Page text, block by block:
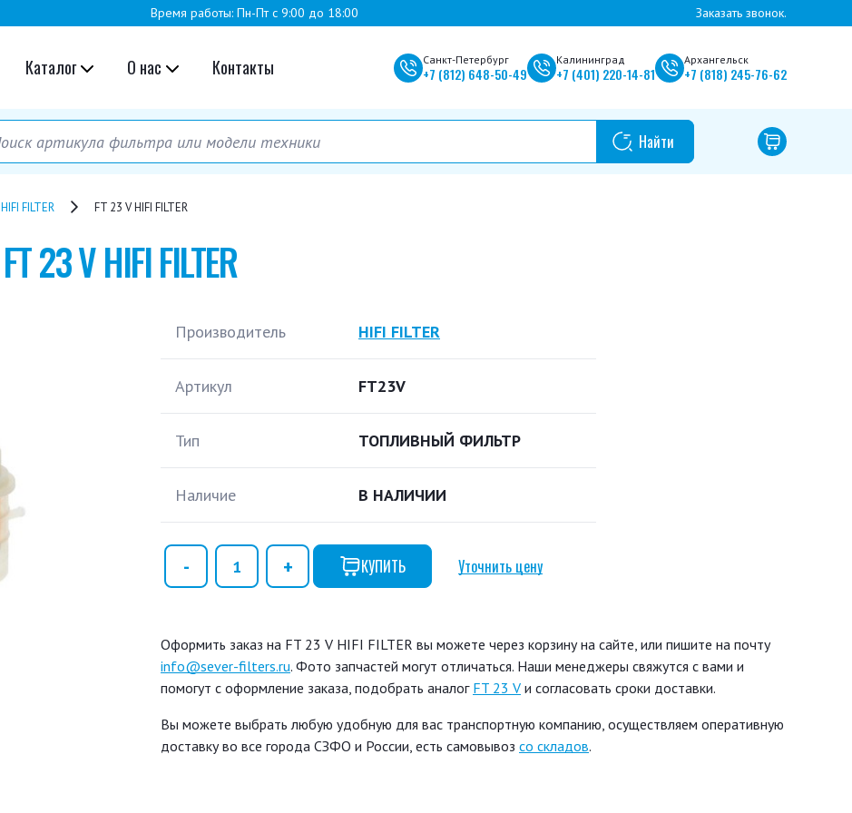
Время работы: Пн-Пт с 9:00 до 18:00 Заказать звонок.
Каталог О нас Контакты Санкт-Петербург
+7 (812) 648-50-49
Калининград
+7 (401) 220-14-81
Архангельск
+7 (818) 245-76-62
HIFI FILTER FT 23 V HIFI FILTER
FT 23 V HIFI FILTER
Производитель HIFI FILTER
Артикул FT23V
Тип ТОПЛИВНЫЙ ФИЛЬТР
Наличие В НАЛИЧИИ
КУПИТЬ Уточнить цену
Оформить заказ на FT 23 V HIFI FILTER вы можете через корзину на сайте, или пишите на почту
info@sever-filters.ru. Фото запчастей могут отличаться. Наши менеджеры свяжутся с вами и
помогут с оформление заказа, подобрать аналог FT 23 V и согласовать сроки доставки.
Вы можете выбрать любую удобную для вас транспортную компанию, осуществляем оперативную
доставку во все города СЗФО и России, есть самовывоз со складов.